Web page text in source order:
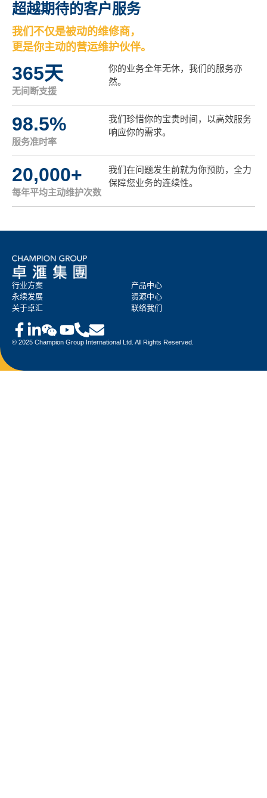
超越期待的客户服务
我们不仅是被动的维修商，
更是你主动的营运维护伙伴。
无间断支援
365天
你的业务全年无休，我们的服务亦
然。
服务准时率
98.5%
我们珍惜你的宝贵时间，以高效服务
响应你的需求。
每年平均主动维护次数
20,000+
我们在问题发生前就为你预防，全力
保障您业务的连续性。
行业方案
产品中心
永续发展
资源中心
关于卓汇
联络我们
© 2025 Champion Group International Ltd. All Rights Reserved.